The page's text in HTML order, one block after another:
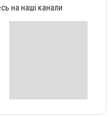
на наші канали